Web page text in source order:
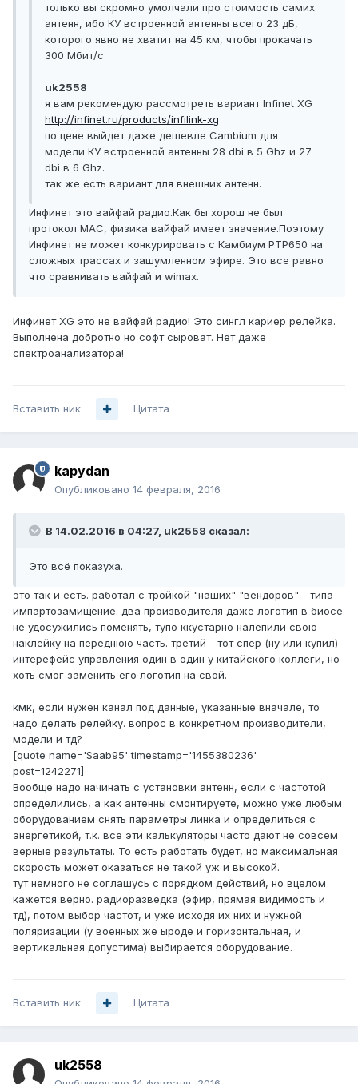
только вы скромно умолчали про стоимость самих
антенн, ибо КУ встроенной антенны всего 23 дБ,
которого явно не хватит на 45 км, чтобы прокачать
300 Мбит/с
uk2558
я вам рекомендую рассмотреть вариант Infinet XG
http://infinet.ru/products/infilink-xg
по цене выйдет даже дешевле Cambium для
модели КУ встроенной антенны 28 dbi в 5 Ghz и 27
dbi в 6 Ghz.
так же есть вариант для внешних антенн.
Инфинет это вайфай радио.Как бы хорош не был
протокол МАС, физика вайфай имеет значение.Поэтому
Инфинет не может конкурировать с Камбиум PTP650 на
сложных трассах и зашумленном эфире. Это все равно
что сравнивать вайфай и wimax.
Инфинет XG это не вайфай радио! Это сингл кариер релейка.
Выполнена добротно но софт сыроват. Нет даже
спектроанализатора!
Вставить ник Цитата
kapydan
Опубликовано 14 февраля, 2016
В 14.02.2016 в 04:27, uk2558 сказал:
Это всё показуха.
это так и есть. работал с тройкой "наших" "вендоров" - типа
импартозамищение. два производителя даже логотип в биосе
не удосужились поменять, тупо ккустарно налепили свою
наклейку на переднюю часть. третий - тот спер (ну или купил)
интерефейс управления один в один у китайского коллеги, но
хоть смог заменить его логотип на свой.
кмк, если нужен канал под данные, указанные вначале, то
надо делать релейку. вопрос в конкретном производители,
модели и тд?
[quote name='Saab95' timestamp='1455380236'
post=1242271]
Вообще надо начинать с установки антенн, если с частотой
определились, а как антенны смонтируете, можно уже любым
оборудованием снять параметры линка и определиться с
энергетикой, т.к. все эти калькуляторы часто дают не совсем
верные результаты. То есть работать будет, но максимальная
скорость может оказаться не такой уж и высокой.
тут немного не соглашусь с порядком действий, но вцелом
кажется верно. радиоразведка (эфир, прямая видимость и
тд), потом выбор частот, и уже исходя их них и нужной
поляризации (у военных же ыроде и горизонтальная, и
вертикальная допустима) выбирается оборудование.
Вставить ник Цитата
uk2558